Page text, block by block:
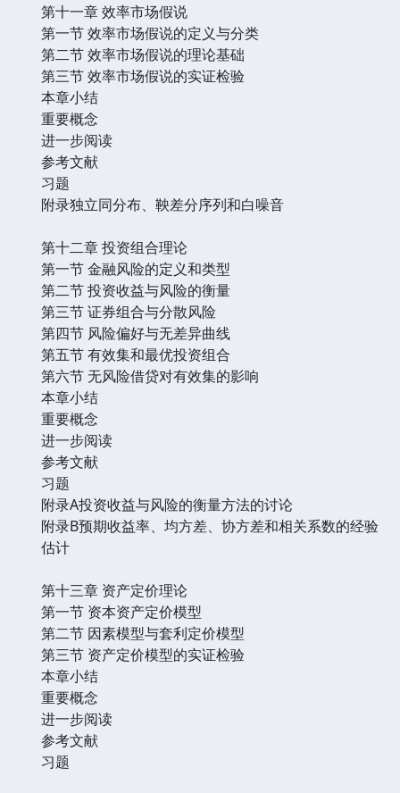
第十一章 效率市场假说
第一节 效率市场假说的定义与分类
第二节 效率市场假说的理论基础
第三节 效率市场假说的实证检验
本章小结
重要概念
进一步阅读
参考文献
习题
附录独立同分布、鞅差分序列和白噪音
第十二章 投资组合理论
第一节 金融风险的定义和类型
第二节 投资收益与风险的衡量
第三节 证券组合与分散风险
第四节 风险偏好与无差异曲线
第五节 有效集和最优投资组合
第六节 无风险借贷对有效集的影响
本章小结
重要概念
进一步阅读
参考文献
习题
附录A投资收益与风险的衡量方法的讨论
附录B预期收益率、均方差、协方差和相关系数的经验
估计
第十三章 资产定价理论
第一节 资本资产定价模型
第二节 因素模型与套利定价模型
第三节 资产定价模型的实证检验
本章小结
重要概念
进一步阅读
参考文献
习题